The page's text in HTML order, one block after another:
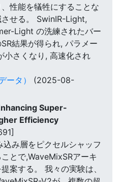
性能を犠牲にすることな
させる。 SwinIR-Light,
Light の洗練されたバー
結果が得られ, パラメー
小さくなり, 高速化され
ータ）
(2025-08-
Super-
Efficiency
み層をピクセルシャッフ
とで,WaveMixSRアーキ
案する。 我々の実験は、